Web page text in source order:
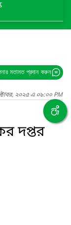
মতামত প্রদান করুন
২০২৫ এ ০৯:০০ PM
দপ্তর